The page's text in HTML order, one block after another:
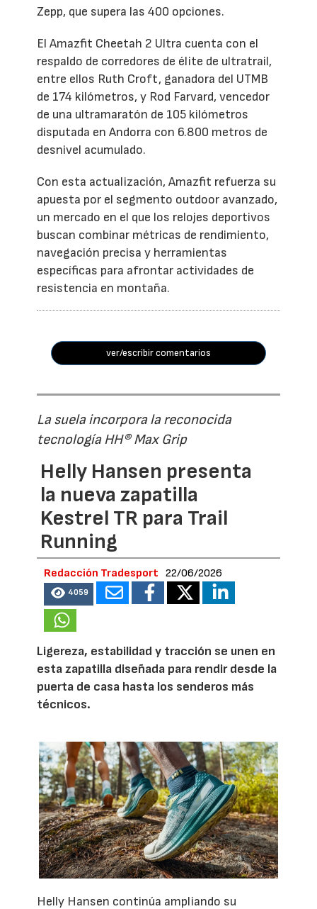
Zepp, que supera las 400 opciones.
El Amazfit Cheetah 2 Ultra cuenta con el
respaldo de corredores de élite de ultratrail,
entre ellos Ruth Croft, ganadora del UTMB
de 174 kilómetros, y Rod Farvard, vencedor
de una ultramaratón de 105 kilómetros
disputada en Andorra con 6.800 metros de
desnivel acumulado.
Con esta actualización, Amazfit refuerza su
apuesta por el segmento outdoor avanzado,
un mercado en el que los relojes deportivos
buscan combinar métricas de rendimiento,
navegación precisa y herramientas
específicas para afrontar actividades de
resistencia en montaña.
ver/escribir comentarios
La suela incorpora la reconocida
tecnología HH® Max Grip
Helly Hansen presenta
la nueva zapatilla
Kestrel TR para Trail
Running
Redacción Tradesport 22/06/2026
4059
Ligereza, estabilidad y tracción se unen en
esta zapatilla diseñada para rendir desde la
puerta de casa hasta los senderos más
técnicos.
Helly Hansen continúa ampliando su